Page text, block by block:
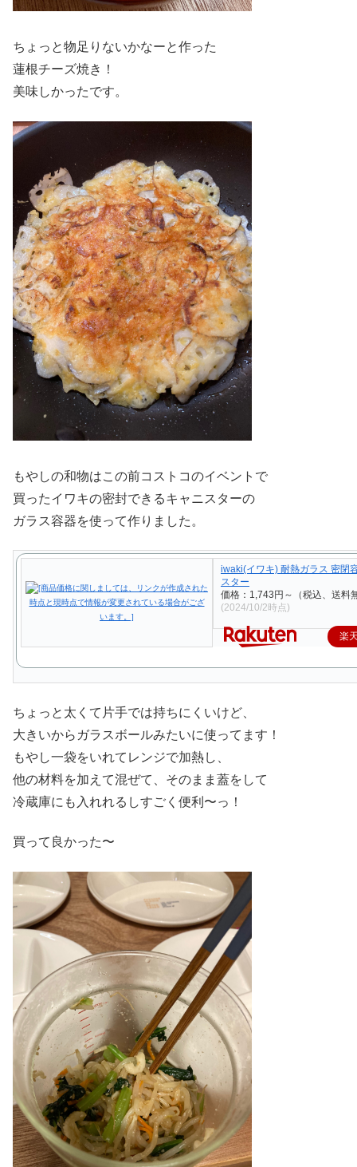
ちょっと物足りないかなーと作った
蓮根チーズ焼き！
美味しかったです。
もやしの和物はこの前コストコのイベントで
買ったイワキの密封できるキャニスターの
ガラス容器を使って作りました。
iwaki(イワキ) 耐熱ガラス 密閉
スター
価格：1,743円～（税込、送料
(2024/10/2時点)
楽
ちょっと太くて片手では持ちにくいけど、
大きいからガラスボールみたいに使ってます！
もやし一袋をいれてレンジで加熱し、
他の材料を加えて混ぜて、そのまま蓋をして
冷蔵庫にも入れれるしすごく便利〜っ！
買って良かった〜